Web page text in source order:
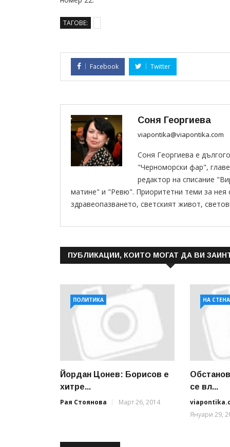
ТАГОВЕ:
Facebook Twitter
Соня Георгиева
viapontika@viapontika.com
Соня Георгиева е
"Черноморски фар",
редактор на списание
матине" и "Ревю". Приоритетни теми за
здравеопазването, светският живот,
ПУБЛИКАЦИИ, КОИТО МОГАТ ДА ВИ
ПОЛИТИКА
Йордан Цонев: Борисов е
хитре...
Рая Стоянова
Март 26, 2014
НА
се вл...
Януари 29,